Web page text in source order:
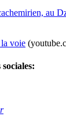
au
voie